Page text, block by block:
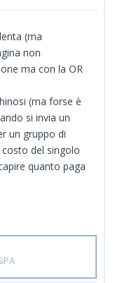
(ma
non
ma con la OR
(ma forse è
si invia un
un gruppo di
del singolo
quanto paga